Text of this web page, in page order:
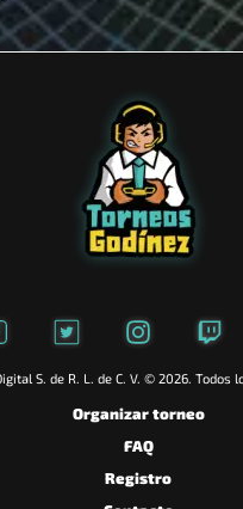
S. de R. L. de C. V. © 2026. Todos
Organizar torneo
FAQ
Registro